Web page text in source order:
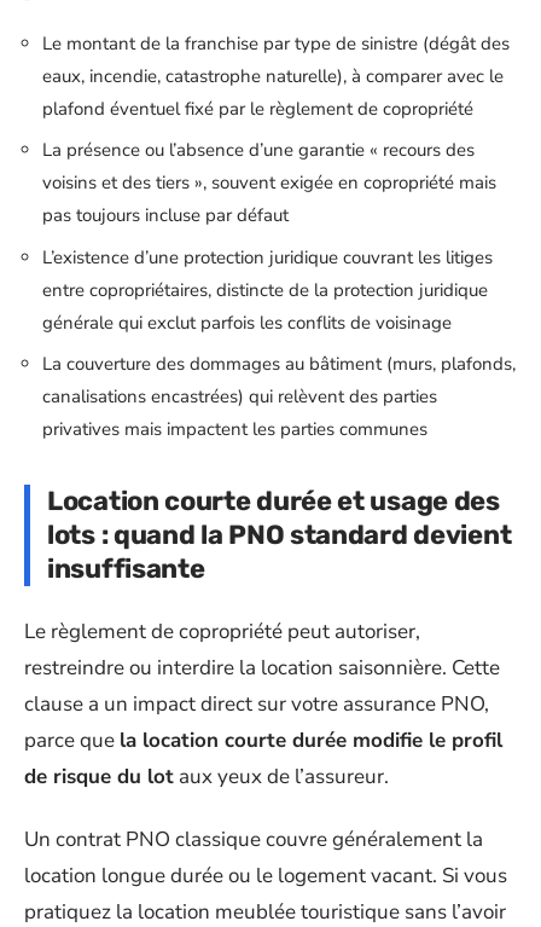
Le montant de la franchise par type de sinistre (dégât des
eaux, incendie, catastrophe naturelle), à comparer avec le
plafond éventuel fixé par le règlement de copropriété
La présence ou l’absence d’une garantie « recours des
voisins et des tiers », souvent exigée en copropriété mais
pas toujours incluse par défaut
L’existence d’une protection juridique couvrant les litiges
entre copropriétaires, distincte de la protection juridique
générale qui exclut parfois les conflits de voisinage
La couverture des dommages au bâtiment (murs, plafonds,
canalisations encastrées) qui relèvent des parties
privatives mais impactent les parties communes
Location courte durée et usage des
lots : quand la PNO standard devient
insuffisante
Le règlement de copropriété peut autoriser,
restreindre ou interdire la location saisonnière. Cette
clause a un impact direct sur votre assurance PNO,
parce que la location courte durée modifie le profil
de risque du lot aux yeux de l’assureur.
Un contrat PNO classique couvre généralement la
location longue durée ou le logement vacant. Si vous
pratiquez la location meublée touristique sans l’avoir